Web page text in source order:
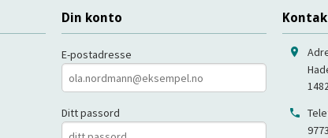
Din konto
E-postadresse
Ditt passord